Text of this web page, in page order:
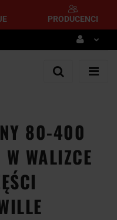
PRODUCENCI
Zaloguj się
80-400
WALIZCE